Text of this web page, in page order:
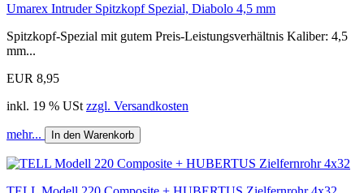
Umarex Intruder Spitzkopf Spezial, Diabolo 4,5 mm
Spitzkopf-Spezial mit gutem Preis-Leistungsverhältnis Kaliber: 4,5
mm...
EUR 8,95
inkl. 19 % USt zzgl. Versandkosten
mehr... In den Warenkorb